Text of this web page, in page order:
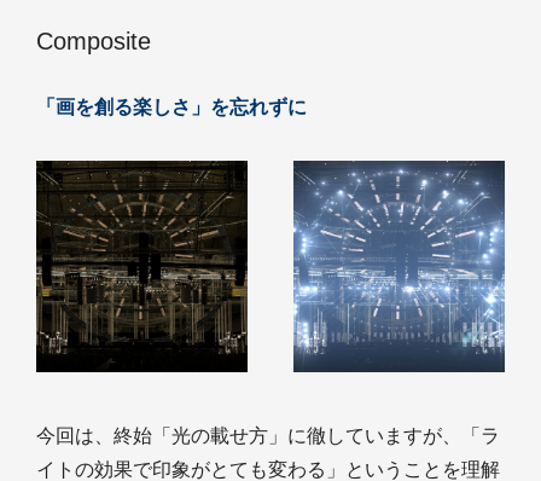
Composite
「画を創る楽しさ」を忘れずに
今回は、終始「光の載せ方」に徹していますが、「ラ
イトの効果で印象がとても変わる」ということを理解